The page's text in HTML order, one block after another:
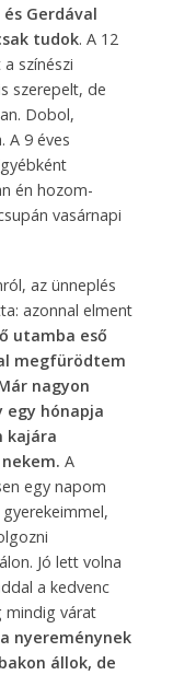
Gerdával
tudok. A 12
színészi
szerepelt, de
Dobol,
A 9 éves
én hozom-
vasárnapi
az ünneplés
azonnal elment
utamba eső
megfürödtem
nagyon
egy hónapja
kajára
A
egy napom
Jó lett volna
a kedvenc
mindig várat
nyereménynek
állok, de